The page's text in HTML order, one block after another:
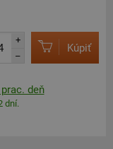
+
–
Kúpiť
deň
dní.